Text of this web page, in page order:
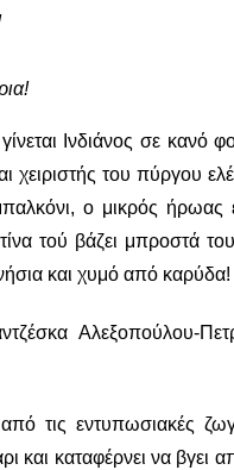
γίνεται Ινδιάνος σε
χειριστής του πύργου
ο μικρός
τού βάζει μπροστά
και χυμό από καρύδα!
τις εντυπωσιακές
και καταφέρνει να βγει